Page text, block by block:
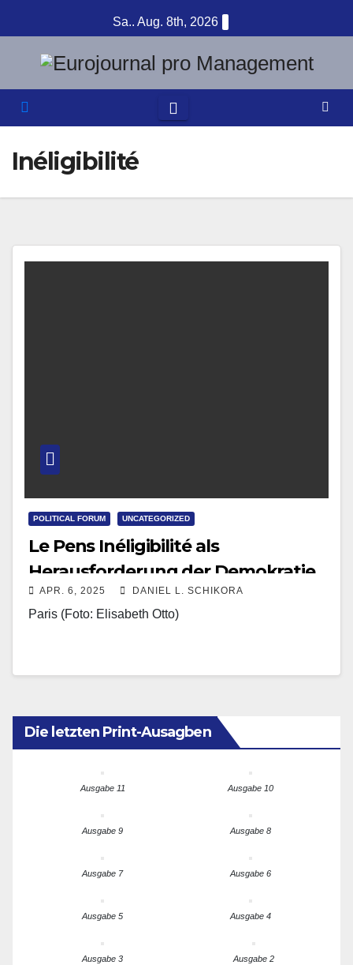
Inhalt
springen
Sa.. Aug. 8th, 2026
Inéligibilité
POLITICAL FORUM UNCATEGORIZED
Le Pens Inéligibilité als
Herausforderung der Demokratie
APR. 6, 2025 DANIEL L. SCHIKORA
Paris (Foto: Elisabeth Otto)
Die letzten Print-Ausagben
Ausgabe 11 Ausgabe 10
Ausgabe 9 Ausgabe 8
Ausgabe 7 Ausgabe 6
Ausgabe 5 Ausgabe 4
Ausgabe 3 Ausgabe 2